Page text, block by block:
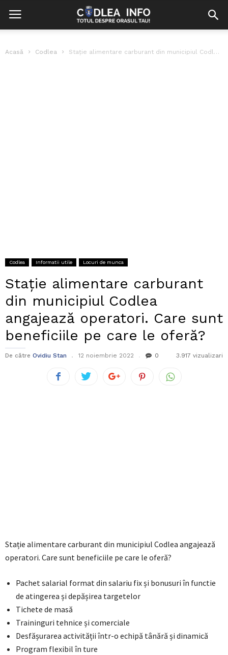
Acasă Codlea Stație alimentare carburant din municipiul Codlea angajează operatori. Care sunt beneficiile pe...
Codlea Informatii utile Locuri de munca
Stație alimentare carburant
din municipiul Codlea
angajează operatori. Care sunt
beneficiile pe care le oferă?
De către Ovidiu Stan 12 noiembrie 2022 0 3.917 vizualizari
Stație alimentare carburant din municipiul Codlea angajează
operatori. Care sunt beneficiile pe care le oferă?
Pachet salarial format din salariu fix și bonusuri în functie
de atingerea și depășirea targetelor
Tichete de masă
Traininguri tehnice și comerciale
Desfășurarea activității într-o echipă tânără și dinamică
Program flexibil în ture